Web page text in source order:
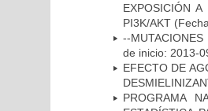
EXPOSICIÓN
PI3K/AKT
--
de inicio: 2013-
EFECTO DE
PROGRAMA